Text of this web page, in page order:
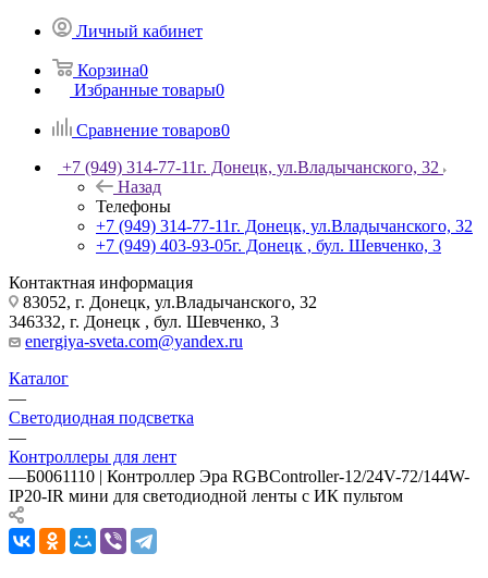
Личный кабинет
Корзина0
Избранные товары0
Сравнение товаров0
+7 (949) 314-77-11г. Донецк, ул.Владычанского, 32
Назад
Телефоны
+7 (949) 314-77-11г. Донецк, ул.Владычанского, 32
+7 (949) 403-93-05г. Донецк , бул. Шевченко, 3
Контактная информация
83052, г. Донецк, ул.Владычанского, 32
346332, г. Донецк , бул. Шевченко, 3
energiya-sveta.com@yandex.ru
Каталог
—
Светодиодная подсветка
—
Контроллеры для лент
—Б0061110 | Контроллер Эра RGBController-12/24V-72/144W-
IP20-IR мини для светодиодной ленты с ИК пультом